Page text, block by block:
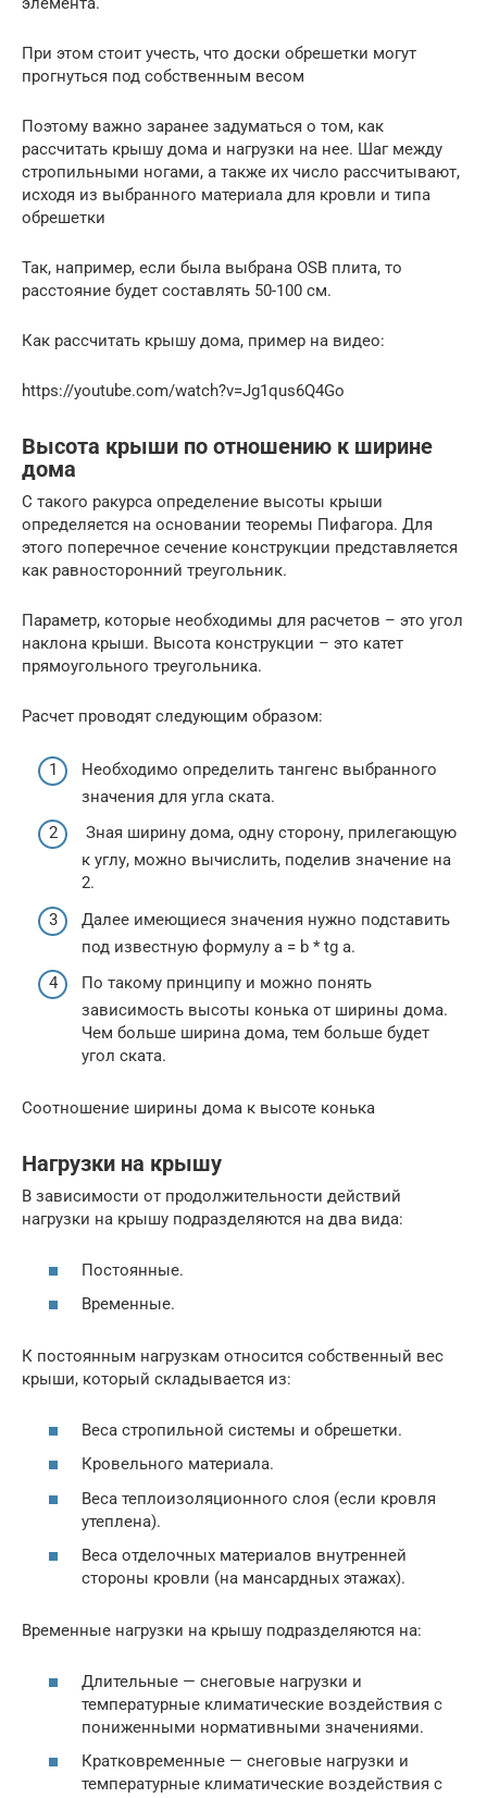
При этом стоит учесть, что доски обрешетки могут
прогнуться под собственным весом
Поэтому важно заранее задуматься о том, как
рассчитать крышу дома и нагрузки на нее. Шаг между
стропильными ногами, а также их число рассчитывают,
исходя из выбранного материала для кровли и типа
обрешетки
Так, например, если была выбрана OSB плита, то
расстояние будет составлять 50-100 см.
Как рассчитать крышу дома, пример на видео:
https://youtube.com/watch?v=Jg1qus6Q4Go
Высота крыши по отношению к ширине
дома
С такого ракурса определение высоты крыши
определяется на основании теоремы Пифагора. Для
этого поперечное сечение конструкции представляется
как равносторонний треугольник.
Параметр, которые необходимы для расчетов – это угол
наклона крыши. Высота конструкции – это катет
прямоугольного треугольника.
Расчет проводят следующим образом:
Необходимо определить тангенс выбранного
значения для угла ската.
Зная ширину дома, одну сторону, прилегающую
к углу, можно вычислить, поделив значение на
2.
Далее имеющиеся значения нужно подставить
под известную формулу a = b * tg a.
По такому принципу и можно понять
зависимость высоты конька от ширины дома.
Чем больше ширина дома, тем больше будет
угол ската.
Соотношение ширины дома к высоте конька
Нагрузки на крышу
В зависимости от продолжительности действий
нагрузки на крышу подразделяются на два вида:
Постоянные.
Временные.
К постоянным нагрузкам относится собственный вес
крыши, который складывается из:
Веса стропильной системы и обрешетки.
Кровельного материала.
Веса теплоизоляционного слоя (если кровля
утеплена).
Веса отделочных материалов внутренней
стороны кровли (на мансардных этажах).
Временные нагрузки на крышу подразделяются на:
Длительные — снеговые нагрузки и
температурные климатические воздействия с
пониженными нормативными значениями.
Кратковременные — снеговые нагрузки и
температурные климатические воздействия с